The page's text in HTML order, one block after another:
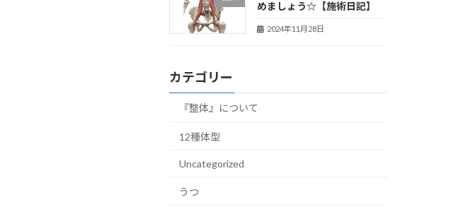
めましょう☆【施術日記】
2024年11月28日
カテゴリー
『整体』について
12種体型
Uncategorized
うつ